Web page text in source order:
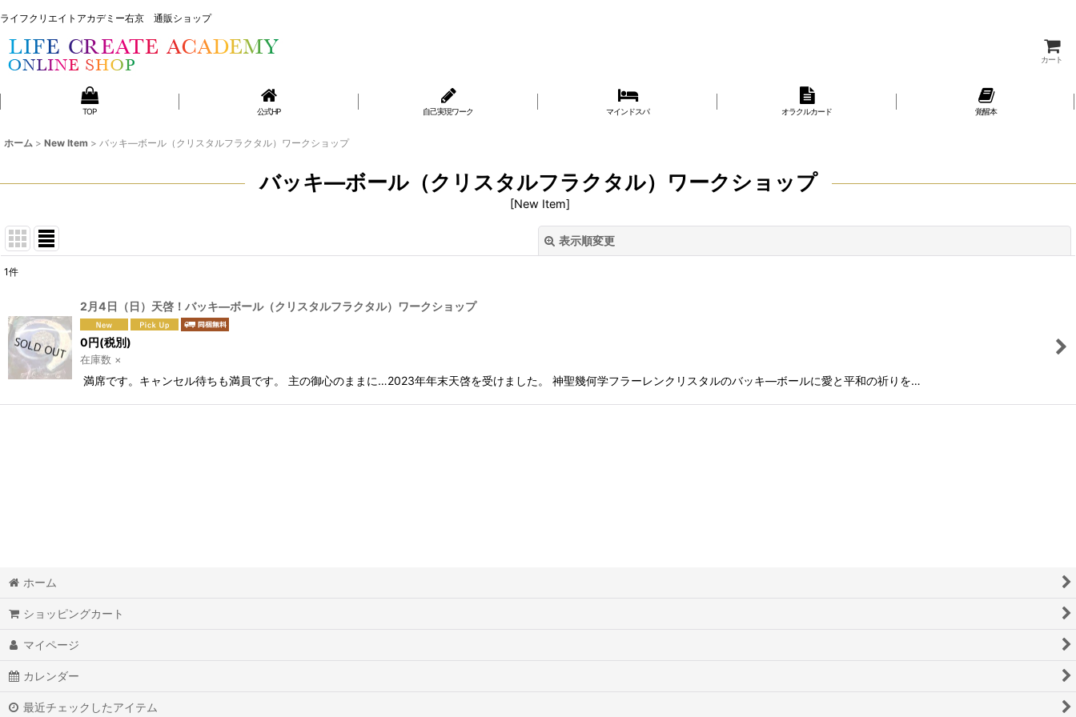
ライフクリエイトアカデミー右京 通販ショップ
カート
TOP 公式HP 自己実現ワーク マインドスパ オラクルカード 覚醒本
ホーム > New Item > バッキ―ボール（クリスタルフラクタル）ワークショップ
バッキ―ボール（クリスタルフラクタル）ワークショップ
[New Item]
表示順変更
並び順:
絞り込む
1件
2月4日（日）天啓！バッキ―ボール（クリスタルフラクタル）ワークショップ
0円(税別)
在庫数 ×
満席です。キャンセル待ちも満員です。 主の御心のままに…2023年年末天啓を受けました。 神聖幾何学フラーレンクリスタルのバッキ―ボールに愛と平和の祈りを…
ホーム
ショッピングカート
マイページ
カレンダー
最近チェックしたアイテム